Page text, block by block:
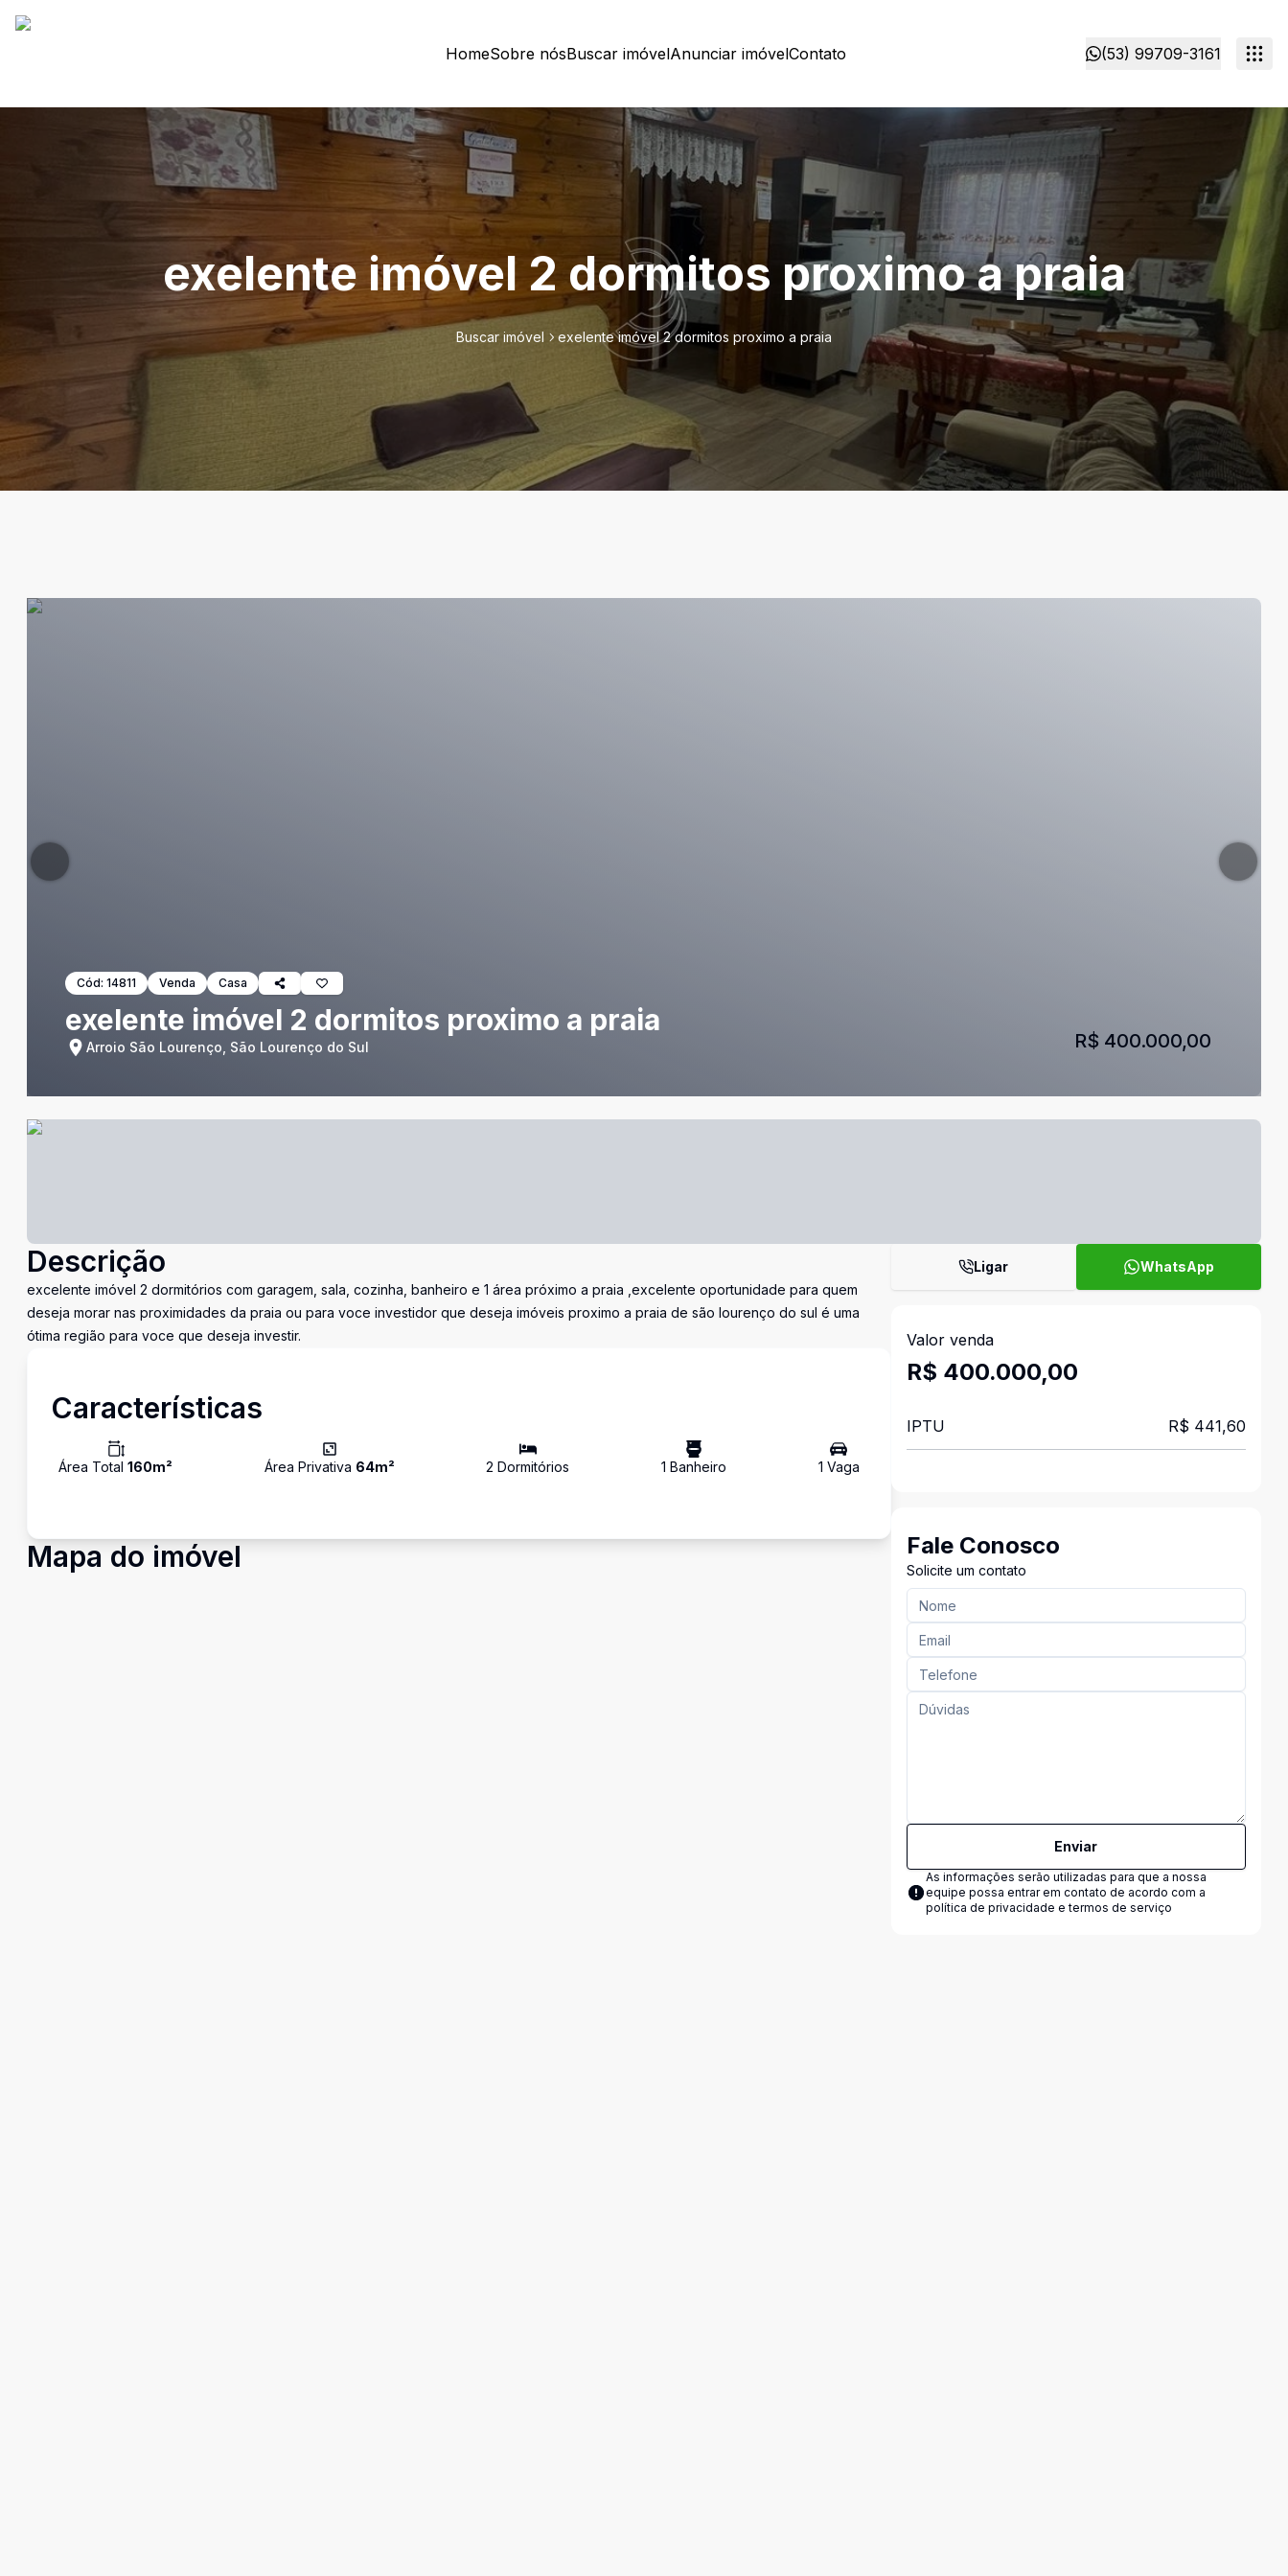
HomeSobre nósBuscar imóvelAnunciar imóvelContato (53) 99709-3161
exelente imóvel 2 dormitos proximo a praia
Buscar imóvel exelente imóvel 2 dormitos proximo a praia
Cód: 14811 Venda Casa
exelente imóvel 2 dormitos proximo a praia
Arroio São Lourenço, São Lourenço do Sul R$ 400.000,00
Descrição
excelente imóvel 2 dormitórios com garagem, sala, cozinha, banheiro e 1 área próximo a praia ,excelente oportunidade para quem
deseja morar nas proximidades da praia ou para voce investidor que deseja imóveis proximo a praia de são lourenço do sul é uma
ótima região para voce que deseja investir.
Características
Área Total 160m² Área Privativa 64m² 2 Dormitórios 1 Banheiro 1 Vaga
Mapa do imóvel
Ligar WhatsApp
Valor venda
R$ 400.000,00
IPTU R$ 441,60
Fale Conosco
Solicite um contato
Enviar
As informações serão utilizadas para que a nossa
equipe possa entrar em contato de acordo com a
política de privacidade e termos de serviço